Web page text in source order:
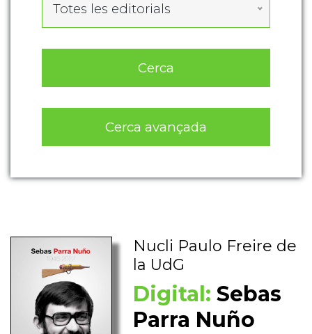
Totes les editorials
Cerca
Cerca avançada
Nucli Paulo Freire de
la UdG
Digital: Sebas
Parra Nuño